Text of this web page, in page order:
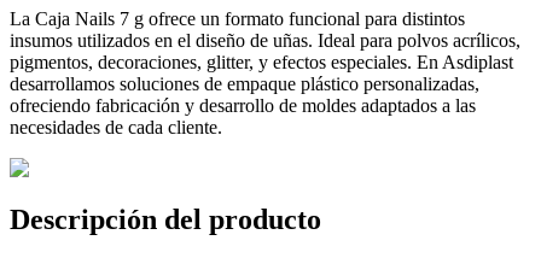
La Caja Nails 7 g ofrece un formato funcional para distintos
insumos utilizados en el diseño de uñas. Ideal para polvos acrílicos,
pigmentos, decoraciones, glitter, y efectos especiales. En Asdiplast
desarrollamos soluciones de empaque plástico personalizadas,
ofreciendo fabricación y desarrollo de moldes adaptados a las
necesidades de cada cliente.
Descripción del producto